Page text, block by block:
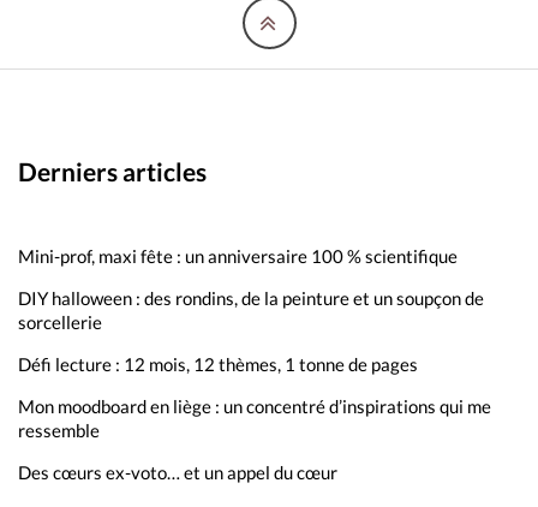
Derniers articles
Mini-prof, maxi fête : un anniversaire 100 % scientifique
DIY halloween : des rondins, de la peinture et un soupçon de
sorcellerie
Défi lecture : 12 mois, 12 thèmes, 1 tonne de pages
Mon moodboard en liège : un concentré d’inspirations qui me
ressemble
Des cœurs ex-voto… et un appel du cœur